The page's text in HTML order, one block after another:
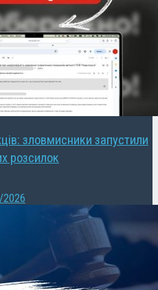
зловмисники запустили
розсилок